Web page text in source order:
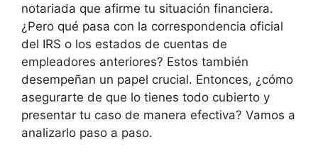
notariada que afirme tu situación financiera.
¿Pero qué pasa con la correspondencia oficial
del IRS o los estados de cuentas de
empleadores anteriores? Estos también
desempeñan un papel crucial. Entonces, ¿cómo
asegurarte de que lo tienes todo cubierto y
presentar tu caso de manera efectiva? Vamos a
analizarlo paso a paso.